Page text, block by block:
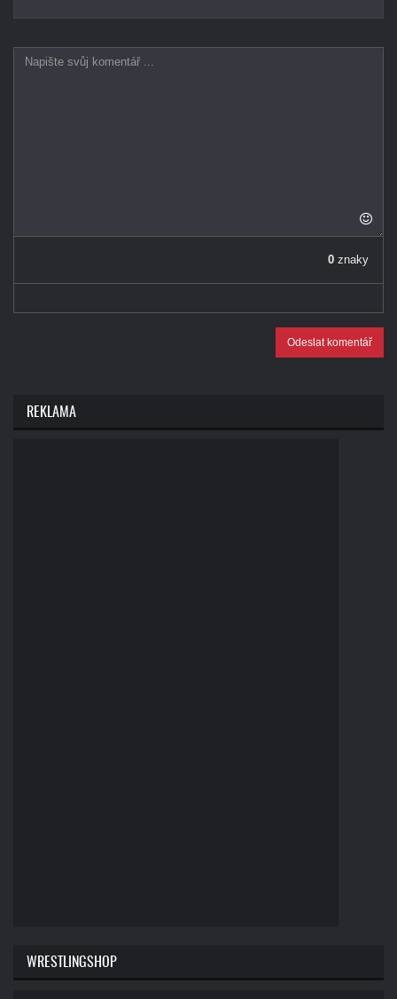
0 znaky
Odeslat komentář
REKLAMA
WRESTLINGSHOP